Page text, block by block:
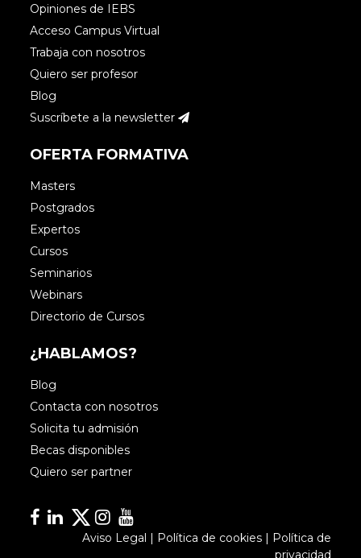
Es verdad que si no nos obligamos a medir
en base a estas KPI no sabremos si
realmente lo estamos haciendo
correctamente.
En efecto Luis, estas son algunas de
las métricas que se pueden emplear
para medir el impacto de nuestra
claro una cosa y es que cada día
nos sirvan para contabilizar nuestras
conversiones y el impacto que estas
generen.
Muchas gracias por tu comentario! 🙂
Opiniones de IEBS
Acceso Campus Virtual
Trabaja con nosotros
Quiero ser profesor
Blog
Suscríbete a la newsletter
OFERTA FORMATIVA
Masters
Postgrados
Expertos
Cursos
Seminarios
Webinars
Directorio de Cursos
¿HABLAMOS?
Blog
Contacta con nosotros
Solicita tu admisión
Becas disponibles
Quiero ser partner
Facebook
Linkedin
Linkedin
Instagram
Aviso Legal | Política de cookies| Política de
privacidad